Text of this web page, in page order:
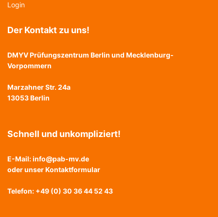
Login
Der Kontakt zu uns!
DMYV Prüfungszentrum Berlin und Mecklenburg-
Vorpommern
Marzahner Str. 24a
13053 Berlin
Schnell und unkompliziert!
E-Mail:info@pab-mv.de
oder unserKontaktformular
Telefon: +49 (0) 30 36 44 52 43